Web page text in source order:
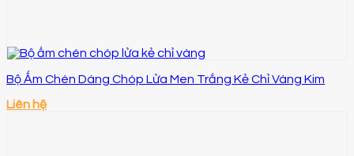
Bộ Ấm Chén Dáng Chóp Lửa Men Trắng Kẻ Chỉ Vàng Kim
Liên hệ